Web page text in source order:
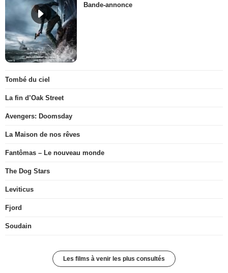
Bande-annonce
Tombé du ciel
La fin d’Oak Street
Avengers: Doomsday
La Maison de nos rêves
Fantômas – Le nouveau monde
The Dog Stars
Leviticus
Fjord
Soudain
Les films à venir les plus consultés